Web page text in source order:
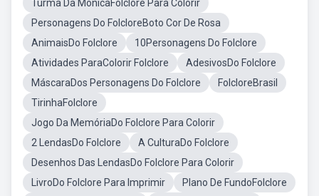
Turma Da MonicaFolclore Para Colorir
Personagens Do FolcloreBoto Cor De Rosa
AnimaisDo Folclore
10Personagens Do Folclore
Atividades ParaColorir Folclore
AdesivosDo Folclore
MáscaraDos Personagens Do Folclore
FolcloreBrasil
TirinhaFolclore
Jogo Da MemóriaDo Folclore Para Colorir
2 LendasDo Folclore
A CulturaDo Folclore
Desenhos Das LendasDo Folclore Para Colorir
LivroDo Folclore Para Imprimir
Plano De FundoFolclore